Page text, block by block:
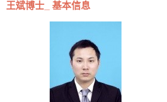
王斌博士_ 基本信息